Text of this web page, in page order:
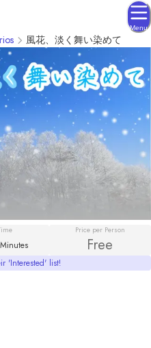
Menu
風花、淡く舞い染めて
Minutes
Price per Person
Free
'Interested' list!